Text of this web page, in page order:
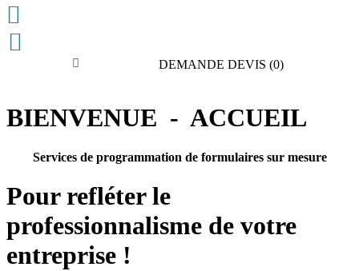


 DEMANDE DEVIS (0)
BIENVENUE - ACCUEIL
Services de programmation de formulaires sur mesure
Pour refléter le
professionnalisme de votre
entreprise !